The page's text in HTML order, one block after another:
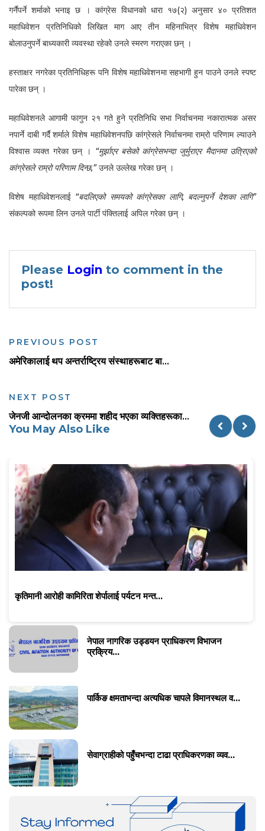
गर्नैपर्ने शर्माको भनाइ छ । कांग्रेस विधानको धारा १७(२) अनुसार ४० प्रतिशत
महाधिवेशन प्रतिनिधिको लिखित माग आए तीन महिनाभित्र विशेष महाधिवेशन
बोलाउनुपर्ने बाध्यकारी व्यवस्था रहेको उनले स्मरण गराएका छन् ।
हस्ताक्षर नगरेका प्रतिनिधिहरू पनि विशेष महाधिवेशनमा सहभागी हुन पाउने उनले स्पष्ट
पारेका छन् ।
महाधिवेशनले आगामी फागुन २१ गते हुने प्रतिनिधि सभा निर्वाचनमा नकारात्मक असर
नपार्ने दाबी गर्दै शर्माले विशेष महाधिवेशनपछि कांग्रेसले निर्वाचनमा राम्रो परिणाम ल्याउने
विश्वास व्यक्त गरेका छन् । “मुर्झाएर बसेको कांग्रेसभन्दा जुर्मुराएर मैदानमा उत्रिएको
कांग्रेसले राम्रो परिणाम दिन्छ,”उनले उल्लेख गरेका छन् ।
विशेष महाधिवेशनलाई “बदलिएको समयको कांग्रेसका लागि, बदल्नुपर्ने देशका लागि”
संकल्पको रूपमा लिन उनले पार्टी पंक्तिलाई अपिल गरेका छन् ।
Please Login to comment in the
post!
PREVIOUS POST
अमेरिकालाई थप अन्तर्राष्ट्रिय संस्थाहरूबाट बा...
NEXT POST
जेनजी आन्दोलनका क्रममा शहीद भएका व्यक्तिहरूका...
You May Also Like
कृतिमानी आरोही कामिरिता शेर्पालाई पर्यटन मन्त...
नेपाल नागरिक उड्डयन प्राधिकरण विभाजन
प्रक्रिय...
पार्किङ क्षमताभन्दा अत्यधिक चापले विमानस्थल व...
सेवाग्राहीको पहुँचभन्दा टाढा प्राधिकरणका व्यव...